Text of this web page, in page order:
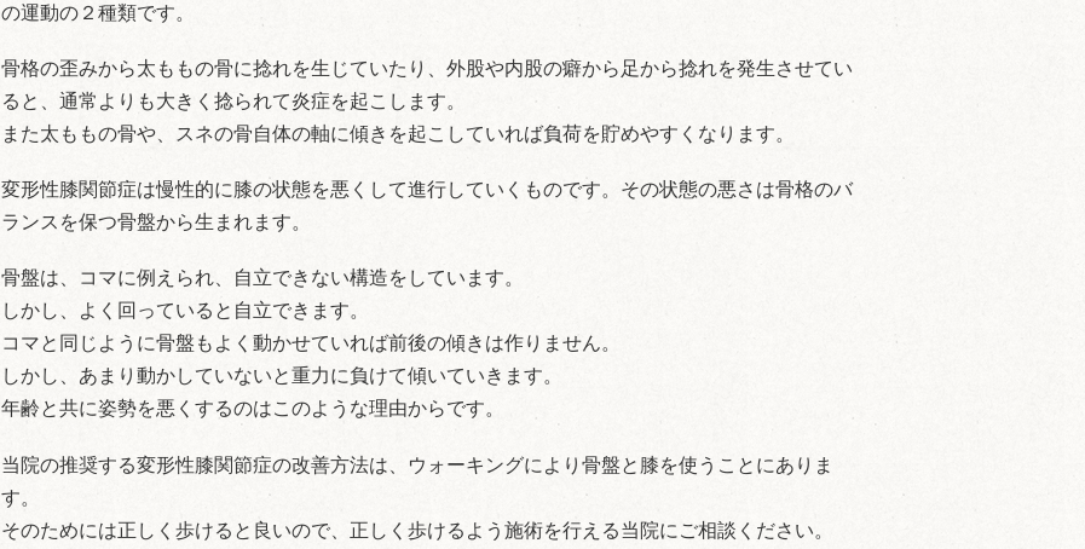
の運動の２種類です。
骨格の歪みから太ももの骨に捻れを生じていたり、外股や内股の癖から足から捻れを発生させてい
ると、通常よりも大きく捻られて炎症を起こします。
また太ももの骨や、スネの骨自体の軸に傾きを起こしていれば負荷を貯めやすくなります。
変形性膝関節症は慢性的に膝の状態を悪くして進行していくものです。その状態の悪さは骨格のバ
ランスを保つ骨盤から生まれます。
骨盤は、コマに例えられ、自立できない構造をしています。
しかし、よく回っていると自立できます。
コマと同じように骨盤もよく動かせていれば前後の傾きは作りません。
しかし、あまり動かしていないと重力に負けて傾いていきます。
年齢と共に姿勢を悪くするのはこのような理由からです。
当院の推奨する変形性膝関節症の改善方法は、ウォーキングにより骨盤と膝を使うことにありま
す。
そのためには正しく歩けると良いので、正しく歩けるよう施術を行える当院にご相談ください。